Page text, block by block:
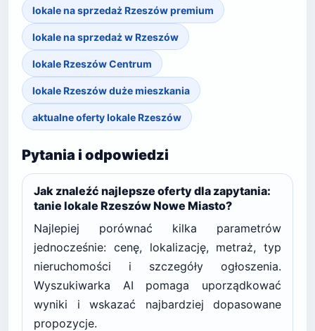
lokale na sprzedaż Rzeszów premium
lokale na sprzedaż w Rzeszów
lokale Rzeszów Centrum
lokale Rzeszów duże mieszkania
aktualne oferty lokale Rzeszów
Pytania i odpowiedzi
Jak znaleźć najlepsze oferty dla zapytania:
tanie lokale Rzeszów Nowe Miasto?
Najlepiej porównać kilka parametrów
jednocześnie: cenę, lokalizację, metraż, typ
nieruchomości i szczegóły ogłoszenia.
Wyszukiwarka AI pomaga uporządkować
wyniki i wskazać najbardziej dopasowane
propozycje.